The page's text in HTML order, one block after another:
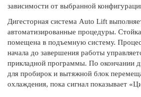
зависимости от выбранной
Дигесторная система Auto Lift
автоматизированные процедуры.
помещена в подъемную систему.
начала до завершения работы
прикладной программы. По окончании
для пробирок и вытяжной блок
охлаждения, пока сигнал показывает